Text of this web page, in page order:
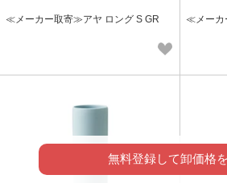
≪メーカー取寄≫アヤ ロング S GR ≪メーカ
無料登録して卸価格